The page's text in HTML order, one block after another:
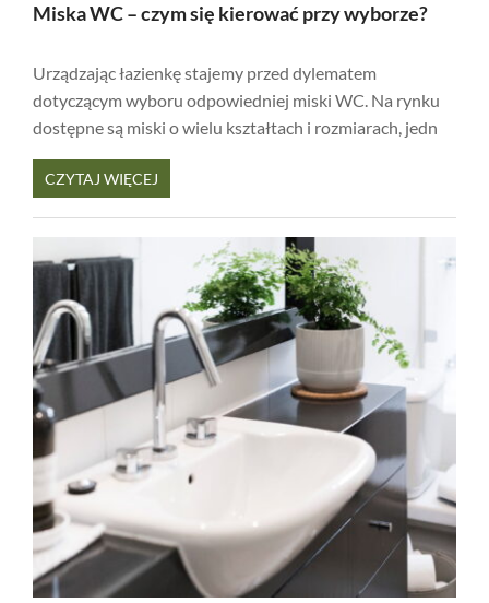
Miska WC – czym się kierować przy wyborze?
Urządzając łazienkę stajemy przed dylematem
dotyczącym wyboru odpowiedniej miski WC. Na rynku
dostępne są miski o wielu kształtach i rozmiarach, jedn
CZYTAJ WIĘCEJ